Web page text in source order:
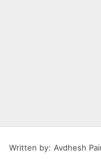
Written by: Avdhesh